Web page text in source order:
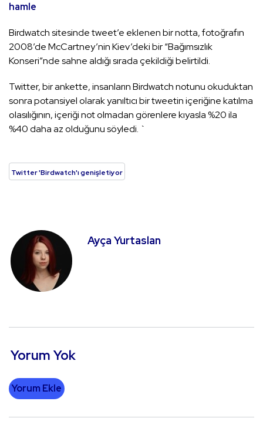
hamle
Birdwatch sitesinde tweet’e eklenen bir notta, fotoğrafın
2008’de McCartney’nin Kiev’deki bir “Bağımsızlık
Konseri”nde sahne aldığı sırada çekildiği belirtildi.
Twitter, bir ankette, insanların Birdwatch notunu okuduktan
sonra potansiyel olarak yanıltıcı bir tweetin içeriğine katılma
olasılığının, içeriği not olmadan görenlere kıyasla %20 ila
%40 daha az olduğunu söyledi. `
Twitter 'Birdwatch'ı genişletiyor
Ayça Yurtaslan
Yorum Yok
Yorum Ekle